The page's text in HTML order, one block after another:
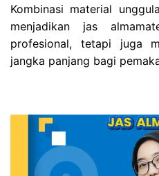
Kombinasi material
menjadikan jas
profesional, tetapi juga
jangka panjang bagi